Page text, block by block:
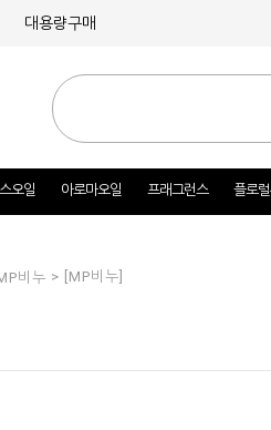
대용량구매
오일 아로마오일 프래그런스 플로
비누 > [MP비누]